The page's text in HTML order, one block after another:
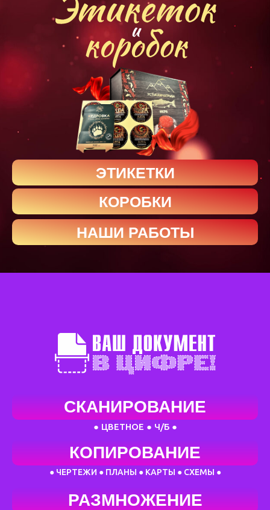
НАШИ РАБОТЫ
ЭТИКЕТКИ
КОРОБКИ
СКАНИРОВАНИЕ
КОПИРОВАНИЕ
РАЗМНОЖЕНИЕ
● ЧЕРТЕЖИ ● ПЛАНЫ ● КАРТЫ ● СХЕМЫ ●
● ЦВЕТНОЕ ● Ч/Б ●